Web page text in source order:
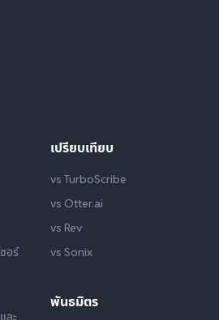
อร์
ละ
เปรียบเทียบ
vs TurboScribe
vs Otter.ai
vs Rev
vs Sonix
พันธมิตร